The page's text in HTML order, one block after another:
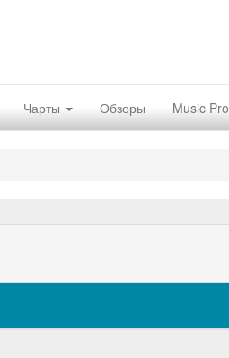
Чарты Обзоры Music Pro